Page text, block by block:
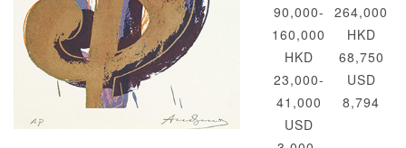
90,000-
160,000
HKD
23,000-
41,000
USD
264,000
HKD
68,750
USD
8,794